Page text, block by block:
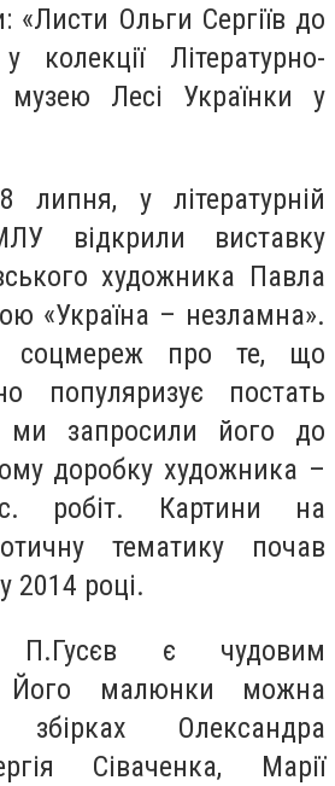
«Листи Ольги Сергіїв до
Літературно-
музею Лесі Українки у
липня, у літературній
відкрили виставку
художника Павла
«Україна – незламна».
соцмереж про те, що
популяризує постать
ми запросили його до
доробку художника –
робіт. Картини на
тематику почав
2014 році.
П.Гусєв є чудовим
Його малюнки можна
Олександра
Сіваченка, Марії